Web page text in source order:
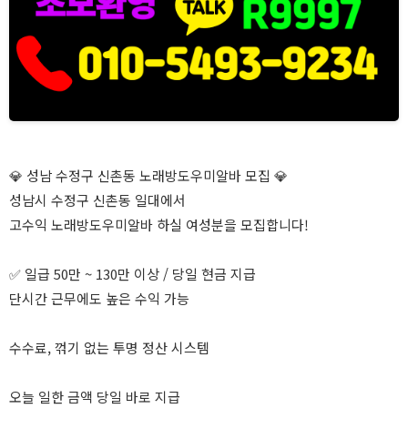
💎 성남 수정구 신촌동 노래방도우미알바 모집 💎
성남시 수정구 신촌동 일대에서
고수익 노래방도우미알바 하실 여성분을 모집합니다!
✅ 일급 50만 ~ 130만 이상 / 당일 현금 지급
단시간 근무에도 높은 수익 가능
수수료, 꺾기 없는 투명 정산 시스템
오늘 일한 금액 당일 바로 지급